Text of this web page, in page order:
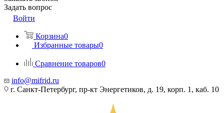
Задать вопрос
Войти
Корзина0
Избранные товары0
Сравнение товаров0
info@mifrid.ru
г. Санкт-Петербург, пр-кт Энергетиков, д. 19, корп. 1, каб. 10